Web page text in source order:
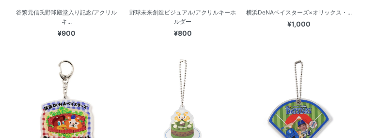
谷繁元信氏野球殿堂入り記念/アクリル
キ...
¥900
野球未来創造ビジュアル/アクリルキーホ
ルダー
¥800
横浜DeNAベイスターズ×オリックス・...
¥1,000